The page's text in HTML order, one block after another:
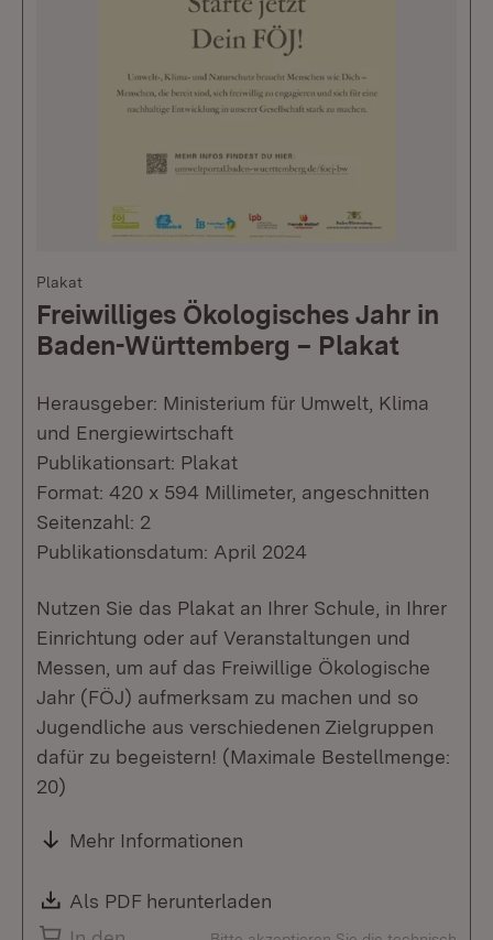
Plakat
Freiwilliges Ökologisches Jahr in
Baden-Württemberg – Plakat
Herausgeber: Ministerium für Umwelt, Klima
und Energiewirtschaft
Publikationsart: Plakat
Format: 420 x 594 Millimeter, angeschnitten
Seitenzahl: 2
Publikationsdatum: April 2024
Nutzen Sie das Plakat an Ihrer Schule, in Ihrer
Einrichtung oder auf Veranstaltungen und
Messen, um auf das Freiwillige Ökologische
Jahr (FÖJ) aufmerksam zu machen und so
Jugendliche aus verschiedenen Zielgruppen
dafür zu begeistern! (Maximale Bestellmenge:
20)
Mehr Informationen
Download:
Als PDF herunterladen